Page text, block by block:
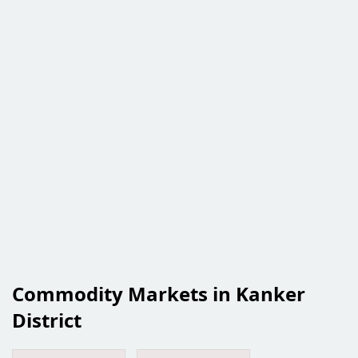
Commodity Markets in Kanker
District